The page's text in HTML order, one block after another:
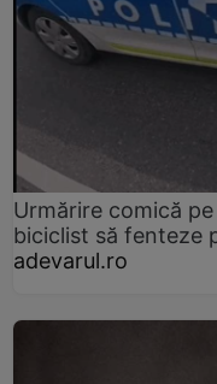
Urmărire comică
biciclist să fenteze
adevarul.ro